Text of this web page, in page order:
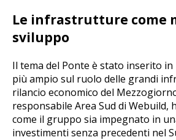
Le infrastrutture come
sviluppo
Il tema del Ponte è stato inserito
più ampio sul ruolo delle grandi
rilancio economico del
responsabile Area Sud di Webuild,
come il gruppo sia impegnato in
investimenti senza precedenti nel